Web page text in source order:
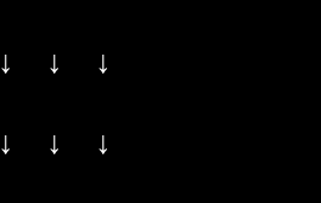
↓ ↓ ↓
↓ ↓ ↓